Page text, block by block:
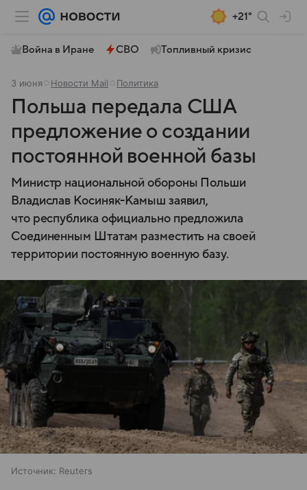
+21°
Война в Иране СВО Топливный кризис
3 июня Новости Mail Политика
Польша передала США
предложение о создании
постоянной военной базы
Министр национальной обороны Польши
Владислав Косиняк-Камыш заявил,
что республика официально предложила
Соединенным Штатам разместить на своей
территории постоянную военную базу.
Источник: Reuters